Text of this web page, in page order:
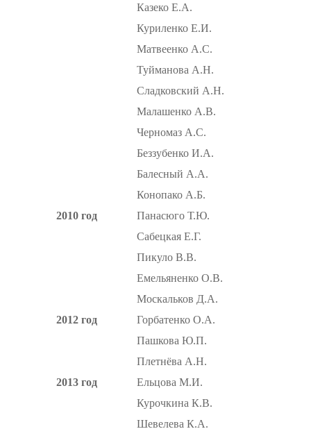
Казеко Е.А.
Куриленко Е.И.
Матвеенко А.С.
Туйманова А.Н.
Сладковский А.Н.
Малашенко А.В.
Черномаз А.С.
Беззубенко И.А.
Балесный А.А.
Конопако А.Б.
2010 год
Панасюго Т.Ю.
Сабецкая Е.Г.
Пикуло В.В.
Емельяненко О.В.
Москальков Д.А.
2012 год
Горбатенко О.А.
Пашкова Ю.П.
Плетнёва А.Н.
2013 год
Ельцова М.И.
Курочкина К.В.
Шевелева К.А.